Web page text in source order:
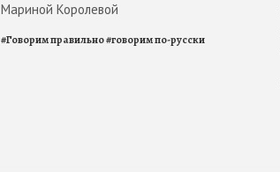
Мариной Королевой
#Говорим правильно#говорим по-русски